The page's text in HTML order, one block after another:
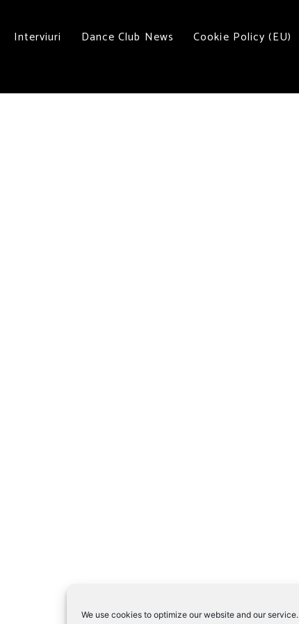
We use cookies to optimize our website and our service.
Interviuri Dance Club News Cookie Policy (EU)